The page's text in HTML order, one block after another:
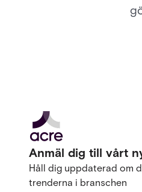
Anmäl dig till vårt
Håll dig uppdaterad om
trenderna i branschen